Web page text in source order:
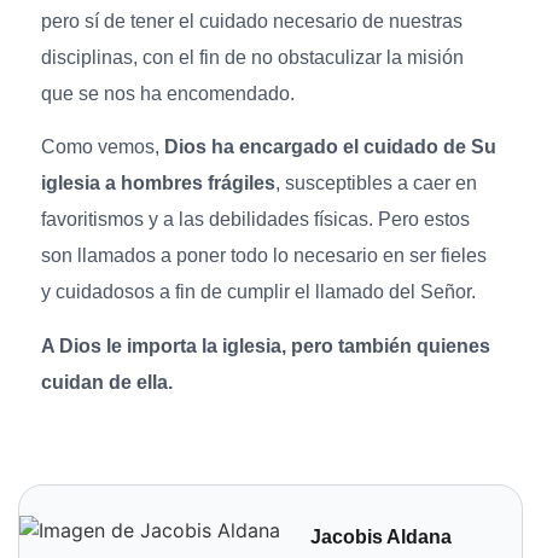
pero sí de tener el cuidado necesario de nuestras
disciplinas, con el fin de no obstaculizar la misión
que se nos ha encomendado.
Como vemos, Dios ha encargado el cuidado de Su
iglesia a hombres frágiles, susceptibles a caer en
favoritismos y a las debilidades físicas. Pero estos
son llamados a poner todo lo necesario en ser fieles
y cuidadosos a fin de cumplir el llamado del Señor.
A Dios le importa la iglesia, pero también quienes
cuidan de ella.
Jacobis Aldana